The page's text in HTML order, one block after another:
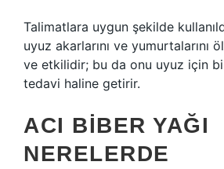
Talimatlara uygun şekilde
uyuz akarlarını ve yumurtalarını
ve etkilidir; bu da onu uyuz için
tedavi haline getirir.
ACI BIBER YAĞI
NERELERDE